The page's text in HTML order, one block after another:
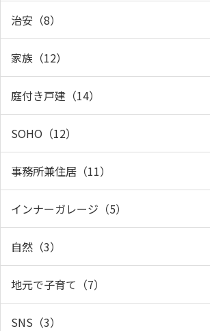
治安（8）
家族（12）
庭付き戸建（14）
SOHO（12）
事務所兼住居（11）
インナーガレージ（5）
自然（3）
地元で子育て（7）
SNS（3）